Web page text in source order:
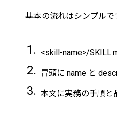
基本の流れはシンプルで
<skill-name>/
冒頭に name と
本文に実務の手順と